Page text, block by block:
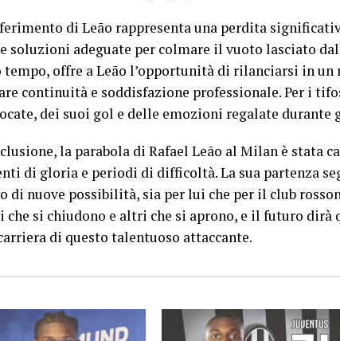
di Leão rappresenta una perdita
soluzioni adeguate per colmare il vuoto lasciato
tempo, offre a Leão l’opportunità di rilanciarsi in un
continuità e soddisfazione professionale. Per i
dei suoi gol e delle emozioni regalate durante
la parabola di Rafael Leão al Milan è stata
di gloria e periodi di difficoltà. La sua partenza
di nuove possibilità, sia per lui che per il club
che si chiudono e altri che si aprono, e il futuro dirà
di questo talentuoso attaccante.